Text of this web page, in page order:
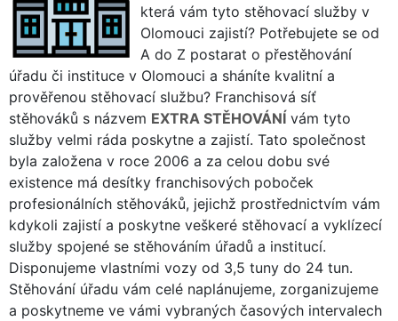
která vám tyto stěhovací služby v
Olomouci zajistí? Potřebujete se od
A do Z postarat o přestěhování
úřadu či instituce v Olomouci a sháníte kvalitní a
prověřenou stěhovací službu? Franchisová síť
stěhováků s názvem EXTRA STĚHOVÁNÍ vám tyto
služby velmi ráda poskytne a zajistí. Tato společnost
byla založena v roce 2006 a za celou dobu své
existence má desítky franchisových poboček
profesionálních stěhováků, jejichž prostřednictvím vám
kdykoli zajistí a poskytne veškeré stěhovací a vyklízecí
služby spojené se stěhováním úřadů a institucí.
Disponujeme vlastními vozy od 3,5 tuny do 24 tun.
Stěhování úřadu vám celé naplánujeme, zorganizujeme
a poskytneme ve vámi vybraných časových intervalech